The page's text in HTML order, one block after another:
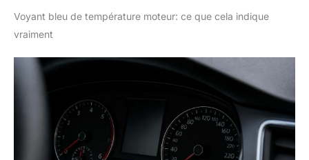
Voyant bleu de température moteur: ce que cela indique
vraiment